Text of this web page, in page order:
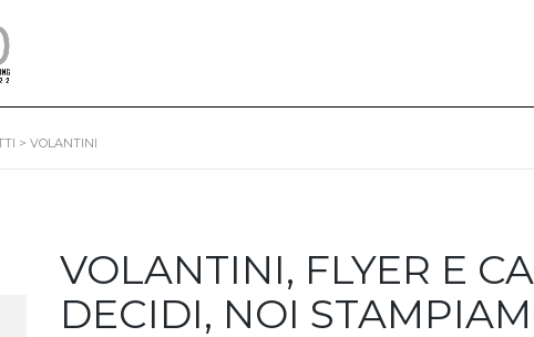
> VOLANTINI
VOLANTINI, FLYER E
DECIDI, NOI